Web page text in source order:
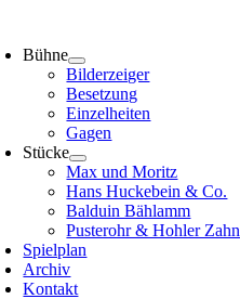
springen
Bühne
Bilderzeiger
Besetzung
Einzelheiten
Gagen
Stücke
Max und Moritz
Hans Huckebein & Co.
Balduin Bählamm
Pusterohr & Hohler Zahn
Spielplan
Archiv
Kontakt